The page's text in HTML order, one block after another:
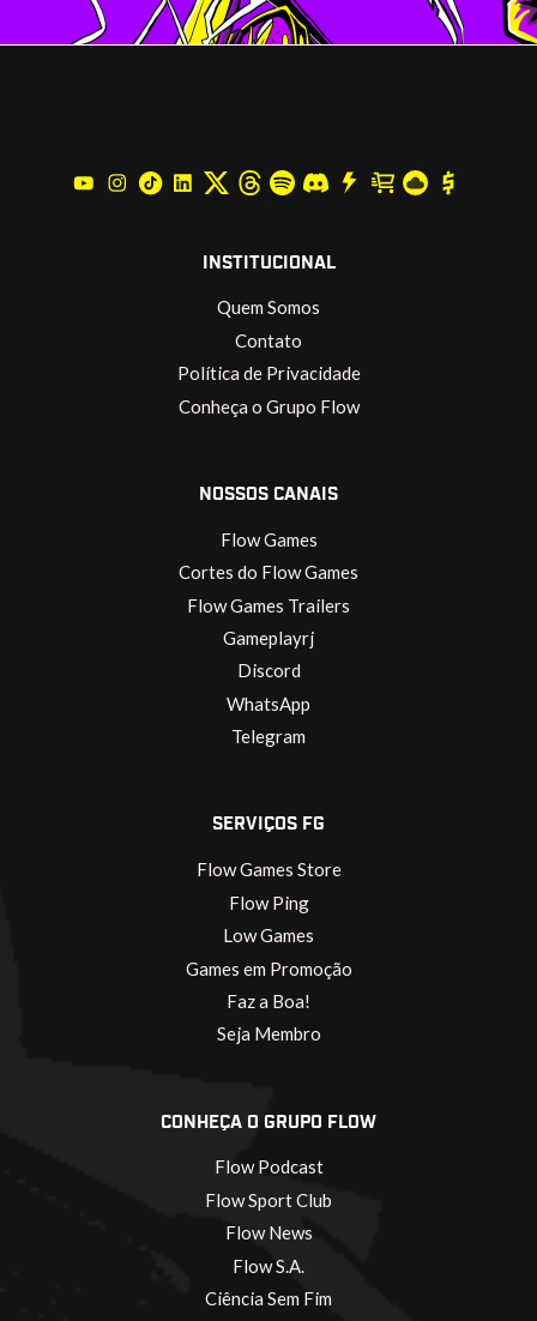
INSTITUCIONAL
Quem Somos
Contato
Política de Privacidade
Conheça o Grupo Flow
NOSSOS CANAIS
Flow Games
Cortes do Flow Games
Flow Games Trailers
Gameplayrj
Discord
WhatsApp
Telegram
SERVIÇOS FG
Flow Games Store
Flow Ping
Low Games
Games em Promoção
Faz a Boa!
Seja Membro
CONHEÇA O GRUPO FLOW
Flow Podcast
Flow Sport Club
Flow News
Flow S.A.
Ciência Sem Fim